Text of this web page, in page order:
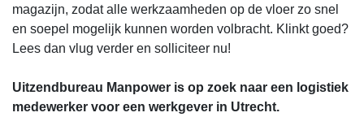
magazijn, zodat alle werkzaamheden op de vloer zo snel
en soepel mogelijk kunnen worden volbracht. Klinkt goed?
Lees dan vlug verder en solliciteer nu!
Uitzendbureau Manpower is op zoek naar een logistiek
medewerker voor een werkgever in Utrecht.